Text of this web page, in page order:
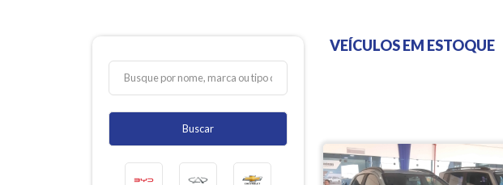
Buscar
VEÍCULOS EM ESTOQUE